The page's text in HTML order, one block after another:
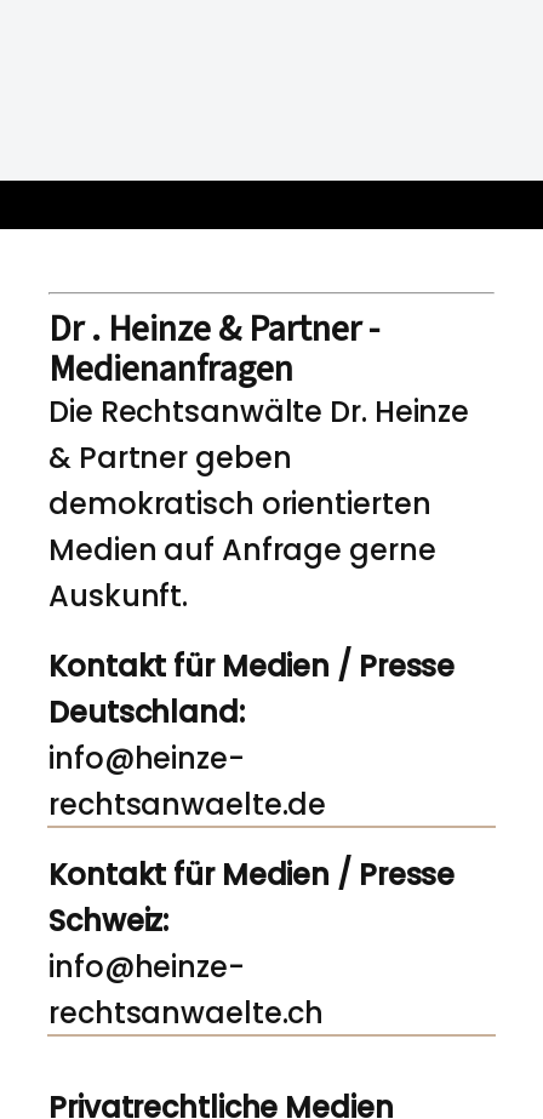
Dr . Heinze & Partner -
Medienanfragen
Die Rechtsanwälte Dr. Heinze
& Partner geben
demokratisch orientierten
Medien auf Anfrage gerne
Auskunft.
Kontakt für Medien / Presse
Deutschland:
info@heinze-
rechtsanwaelte.de
Kontakt für Medien / Presse
Schweiz:
info@heinze-
rechtsanwaelte.ch
Privatrechtliche Medien